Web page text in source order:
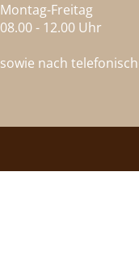
Montag-Freitag
08.00 - 12.00 Uhr
sowie nach